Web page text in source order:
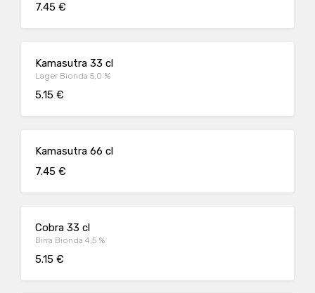
7.45 €
Kamasutra 33 cl
Lager Bionda 5,0 %
5.15 €
Kamasutra 66 cl
7.45 €
Cobra 33 cl
Birra Bionda 4,5 %
5.15 €